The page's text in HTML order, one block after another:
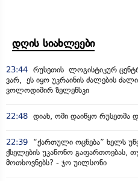
დღის სიახლეები
23:44 რუსეთის ლოგისტიკურ
ვარ, ეს იყო უკრაინის ძალების
ვოლოდიმირ ზელენსკი
22:48 დიახ, ომი დაიწყო რუსეთმა
22:39
“ქართული ოცნება” ხელს
ქსელების უკანონო გაფართოებას,
მოთხოვნებს? - ჯო უილსონი